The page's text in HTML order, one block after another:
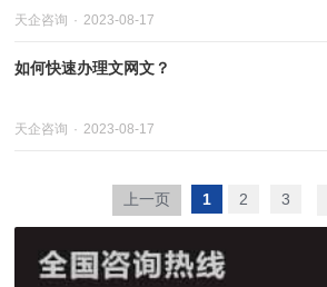
天企咨询 2023-08-17
如何快速办理文网文？
天企咨询 2023-08-17
上一页 1 2 3